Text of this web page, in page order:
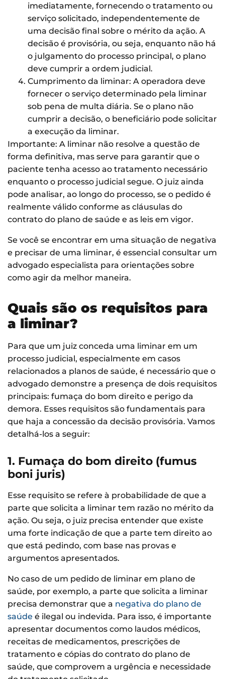
imediatamente, fornecendo o tratamento ou
serviço solicitado, independentemente de
uma decisão final sobre o mérito da ação. A
decisão é provisória, ou seja, enquanto não há
o julgamento do processo principal, o plano
deve cumprir a ordem judicial.
Cumprimento da liminar: A operadora deve
fornecer o serviço determinado pela liminar
sob pena de multa diária. Se o plano não
cumprir a decisão, o beneficiário pode solicitar
a execução da liminar.
Importante: A liminar não resolve a questão de
forma definitiva, mas serve para garantir que o
paciente tenha acesso ao tratamento necessário
enquanto o processo judicial segue. O juiz ainda
pode analisar, ao longo do processo, se o pedido é
realmente válido conforme as cláusulas do
contrato do plano de saúde e as leis em vigor.
Se você se encontrar em uma situação de negativa
e precisar de uma liminar, é essencial consultar um
advogado especialista para orientações sobre
como agir da melhor maneira.
Quais são os requisitos para
a liminar?
Para que um juiz conceda uma liminar em um
processo judicial, especialmente em casos
relacionados a planos de saúde, é necessário que o
advogado demonstre a presença de dois requisitos
principais: fumaça do bom direito e perigo da
demora. Esses requisitos são fundamentais para
que haja a concessão da decisão provisória. Vamos
detalhá-los a seguir:
1. Fumaça do bom direito (fumus
boni juris)
Esse requisito se refere à probabilidade de que a
parte que solicita a liminar tem razão no mérito da
ação. Ou seja, o juiz precisa entender que existe
uma forte indicação de que a parte tem direito ao
que está pedindo, com base nas provas e
argumentos apresentados.
No caso de um pedido de liminar em plano de
saúde, por exemplo, a parte que solicita a liminar
precisa demonstrar que a negativa do plano de
saúde é ilegal ou indevida. Para isso, é importante
apresentar documentos como laudos médicos,
receitas de medicamentos, prescrições de
tratamento e cópias do contrato do plano de
saúde, que comprovem a urgência e necessidade